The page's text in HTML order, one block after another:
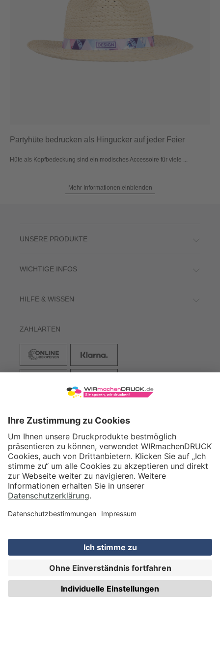
Partyhüte bedrucken als Hingucker auf jeder Feier
Hüte als Kopfbedeckung sind ein modisches Accessoire für viele ...
Mehr Informationen einblenden
UNSERE PRODUKTE
WICHTIGE INFOS
HILFE & WISSEN
ZAHLARTEN
VERSAND
WIRmachenDRUCK GmbH
Illerstraße 15